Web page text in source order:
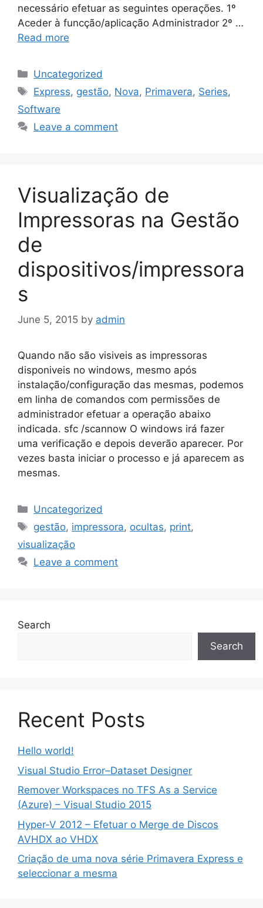
necessário efetuar as seguintes operações. 1º
Aceder à funcção/aplicação Administrador 2º …
Read more
Categories
Uncategorized
Tags
Express, gestão, Nova, Primavera, Series,
Software
Leave a comment
Visualização de
Impressoras na Gestão
de
dispositivos/impressora
s
June 5, 2015 by admin
Quando não são visiveis as impressoras
disponiveis no windows, mesmo após
instalação/configuração das mesmas, podemos
em linha de comandos com permissões de
administrador efetuar a operação abaixo
indicada. sfc /scannow O windows irá fazer
uma verificação e depois deverão aparecer. Por
vezes basta iniciar o processo e já aparecem as
mesmas.
Categories
Uncategorized
Tags
gestão, impressora, ocultas, print,
visualização
Leave a comment
Search
Search
Recent Posts
Hello world!
Visual Studio Error–Dataset Designer
Remover Workspaces no TFS As a Service
(Azure) – Visual Studio 2015
Hyper-V 2012 – Efetuar o Merge de Discos
AVHDX ao VHDX
Criação de uma nova série Primavera Express e
seleccionar a mesma